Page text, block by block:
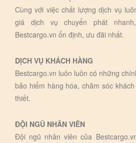
Cùng với việc chất lượng dịch vụ
giá dịch vụ chuyển phát
Bestcargo.vn ổn định, ưu đãi nhất.
DỊCH VỤ KHÁCH HÀNG
Bestcargo.vn luôn luôn có những
bảo hiểm hàng hóa, chăm sóc
thiết.
ĐỘI NGŨ NHÂN VIÊN
Đội ngũ nhân viên của